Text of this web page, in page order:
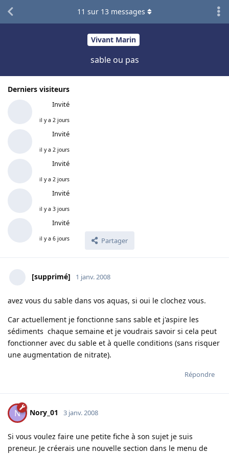
Vivant Marin
sable ou pas
Derniers visiteurs
Invité
il y a 2 jours
Invité
il y a 2 jours
Invité
il y a 2 jours
Invité
il y a 3 jours
Invité
il y a 6 jours Partager
11 sur 13 messages
[supprimé] 1 janv. 2008
avez vous du sable dans vos aquas, si oui le clochez vous.
Car actuellement je fonctionne sans sable et j'aspire les
sédiments chaque semaine et je voudrais savoir si cela peut
fonctionner avec du sable et à quelle conditions (sans risquer
une augmentation de nitrate).
Répondre
N Nory_01 3 janv. 2008
Si vous voulez faire une petite fiche à son sujet je suis
preneur. Je créerais une nouvelle section dans le menu de